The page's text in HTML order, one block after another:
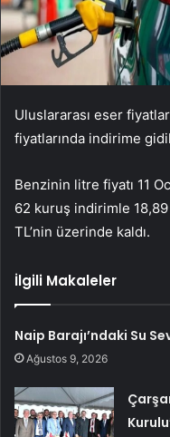
Uluslararası eser
fiyatlarında indirime
Benzinin litre fiyatı 11
62 kuruş indirimle
TL’nin üzerinde kaldı.
İlgili Makaleler
Naip Barajı’ndaki Su
Ağustos 9, 2026